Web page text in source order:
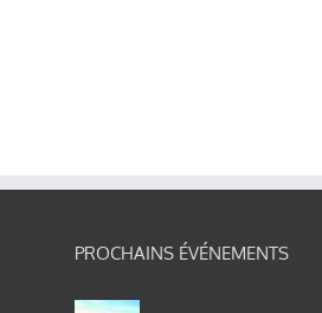
PROCHAINS ÉVÉNEMENTS